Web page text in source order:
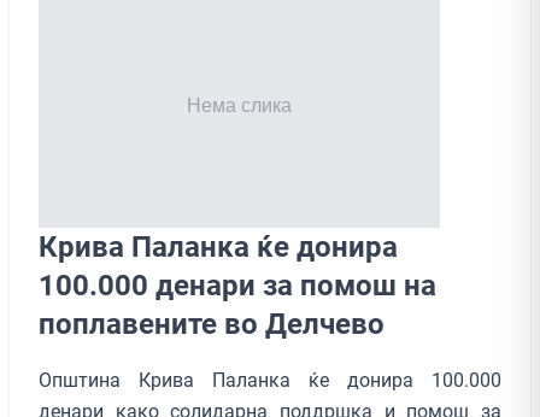
Крива Паланка ќе донира
100.000 денари за помош на
поплавените во Делчево
Општина Крива Паланка ќе донира 100.000
денари како солидарна поддршка и помош за